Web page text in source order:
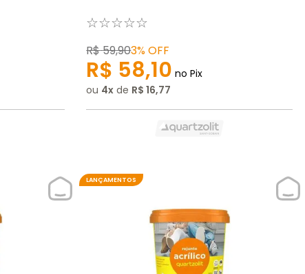
☆☆☆☆☆
R$59,903%OFF
R$ 58,10 no Pix
ou 4 de R$ 16,77
LANÇAMENTOS